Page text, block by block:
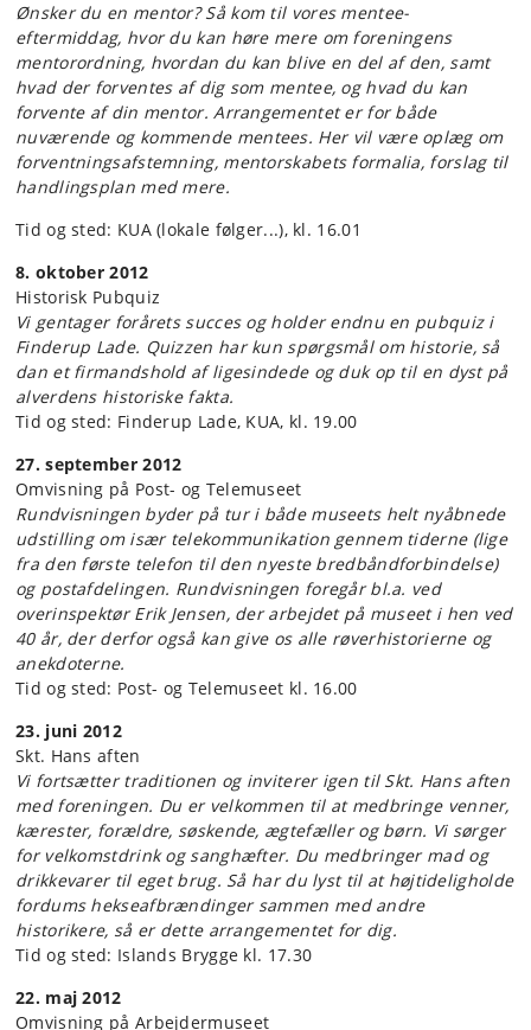
Ønsker du en mentor? Så kom til vores mentee-
eftermiddag, hvor du kan høre mere om foreningens
mentorordning, hvordan du kan blive en del af den, samt
hvad der forventes af dig som mentee, og hvad du kan
forvente af din mentor. Arrangementet er for både
nuværende og kommende mentees. Her vil være oplæg om
forventningsafstemning, mentorskabets formalia, forslag til
handlingsplan med mere.
Tid og sted: KUA (lokale følger...), kl. 16.01
8. oktober 2012
Historisk Pubquiz
Vi gentager forårets succes og holder endnu en pubquiz i
Finderup Lade. Quizzen har kun spørgsmål om historie, så
dan et firmandshold af ligesindede og duk op til en dyst på
alverdens historiske fakta.
Tid og sted: Finderup Lade, KUA, kl. 19.00
27. september 2012
Omvisning på Post- og Telemuseet
Rundvisningen byder på tur i både museets helt nyåbnede
udstilling om især telekommunikation gennem tiderne (lige
fra den første telefon til den nyeste bredbåndforbindelse)
og postafdelingen. Rundvisningen foregår bl.a. ved
overinspektør Erik Jensen, der arbejdet på museet i hen ved
40 år, der derfor også kan give os alle røverhistorierne og
anekdoterne.
Tid og sted: Post- og Telemuseet kl. 16.00
23. juni 2012
Skt. Hans aften
Vi fortsætter traditionen og inviterer igen til Skt. Hans aften
med foreningen. Du er velkommen til at medbringe venner,
kærester, forældre, søskende, ægtefæller og børn. Vi sørger
for velkomstdrink og sanghæfter. Du medbringer mad og
drikkevarer til eget brug. Så har du lyst til at højtideligholde
fordums hekseafbrændinger sammen med andre
historikere, så er dette arrangementet for dig.
Tid og sted: Islands Brygge kl. 17.30
22. maj 2012
Omvisning på Arbejdermuseet